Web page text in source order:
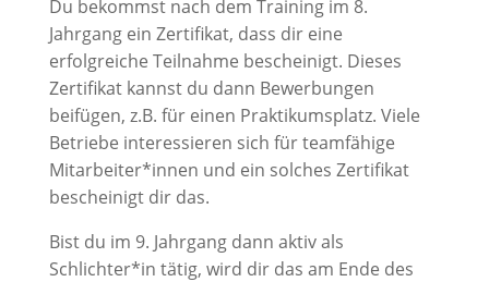
Du bekommst nach dem Training im 8.
Jahrgang ein Zertifikat, dass dir eine
erfolgreiche Teilnahme bescheinigt. Dieses
Zertifikat kannst du dann Bewerbungen
beifügen, z.B. für einen Praktikumsplatz. Viele
Betriebe interessieren sich für teamfähige
Mitarbeiter*innen und ein solches Zertifikat
bescheinigt dir das.
Bist du im 9. Jahrgang dann aktiv als
Schlichter*in tätig, wird dir das am Ende des